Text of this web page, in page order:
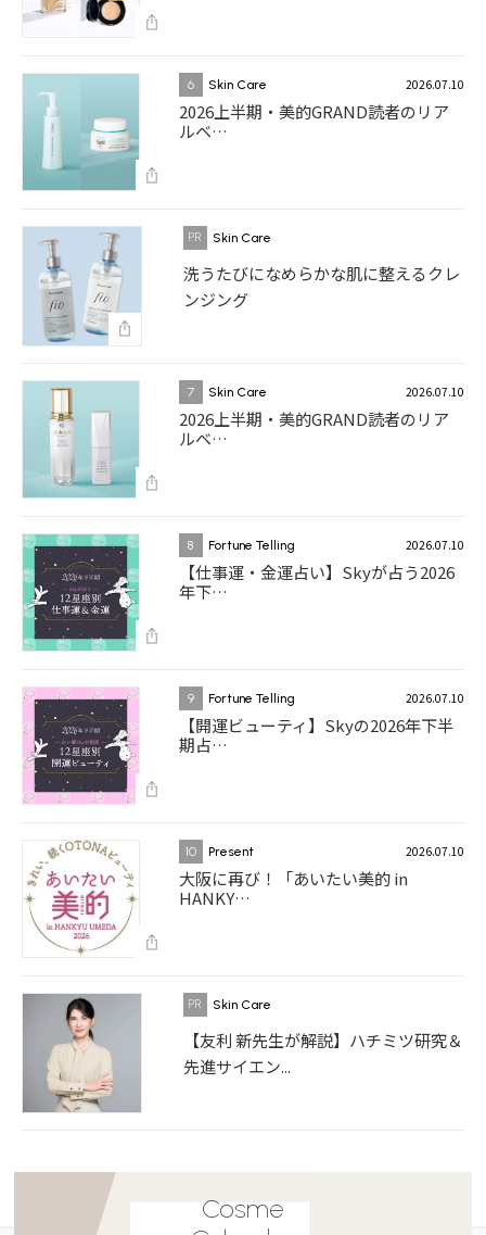
6 Skin Care 2026.07.10
2026上半期・美的GRAND読者のリア
ルベ…
Skin Care
洗うたびになめらかな肌に整えるクレ
ンジング
7 Skin Care 2026.07.10
2026上半期・美的GRAND読者のリア
ルベ…
8 Fortune Telling 2026.07.10
【仕事運・金運占い】Skyが占う2026
年下…
9 Fortune Telling 2026.07.10
【開運ビューティ】Skyの2026年下半
期占…
10 Present 2026.07.10
大阪に再び！「あいたい美的 in
HANKY…
Skin Care
【友利 新先生が解説】ハチミツ研究＆
先進サイエン...
Cosme